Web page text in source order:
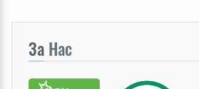
За Нас